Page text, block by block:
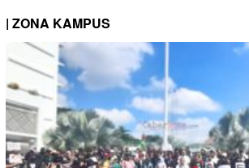
| ZONA KAMPUS